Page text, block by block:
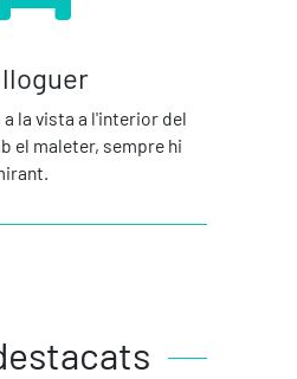
la vista a l'interior del
el maleter, sempre hi